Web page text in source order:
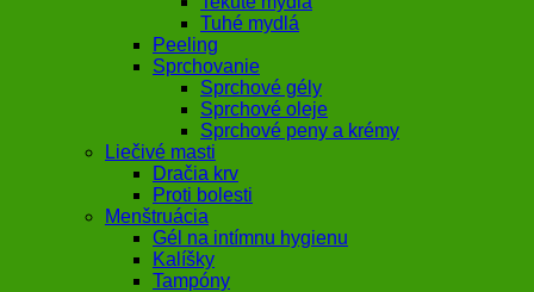
Tuhé mydlá
Peeling
Sprchovanie
Sprchové gély
Sprchové oleje
Sprchové peny a krémy
Liečivé masti
Dračia krv
Proti bolesti
Menštruácia
Gél na intímnu hygienu
Kalíšky
Tampóny